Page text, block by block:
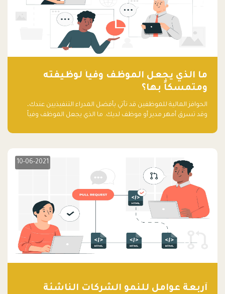
ما الذي يجعل الموظف وفياً لوظيفته
ومتمسكاً بها؟
الحوافز المالية للموظفين قد تأتي بأفضل المدراء التنفيذيين عندك،
وقد تسرق أمهر مدير أو موظف لديك. ما الذي يجعل الموظف وفياً
10-06-2021
آربعة عوامل للنمو الشركات الناشئة